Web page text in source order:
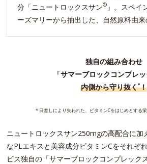
分「ニュートロックスサン® 」。スペイ
ーズマリーから抽出した、自然原料由来
独自の組み合わせ
「サマーブロックコンプレ
内側から守り抜く*！
* 日差しにより失われた、ビタミンCをはじめとする
ニュートロックスサン250mgの高配合に加
なPLエキスと美容成分ビタミンCをそれぞ
ビス独自の「サマーブロックコンプレック